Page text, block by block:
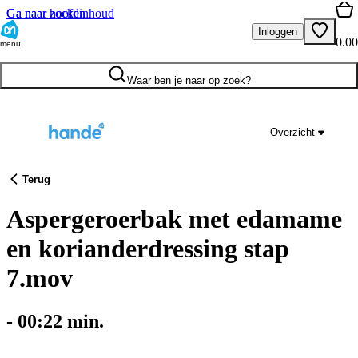
Ga naar hoofdinhoud
Ga naar zoeken
menu
Inloggen
0.00
Waar ben je naar op zoek?
Overzicht
Terug
Aspergeroerbak met edamame
en korianderdressing stap
7.mov
- 00:22 min.